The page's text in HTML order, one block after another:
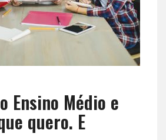
Ensino Médio e
quero. E